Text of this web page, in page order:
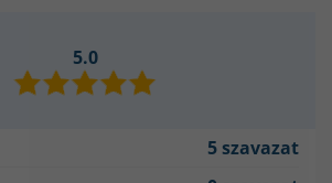
5.0
5 szavazat